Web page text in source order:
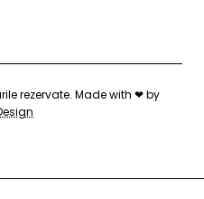
rezervate. Made with ❤ by